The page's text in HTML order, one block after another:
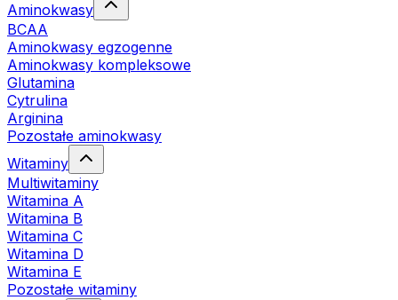
Aminokwasy
BCAA
Aminokwasy egzogenne
Aminokwasy kompleksowe
Glutamina
Cytrulina
Arginina
Pozostałe aminokwasy
Witaminy
Multiwitaminy
Witamina A
Witamina B
Witamina C
Witamina D
Witamina E
Pozostałe witaminy